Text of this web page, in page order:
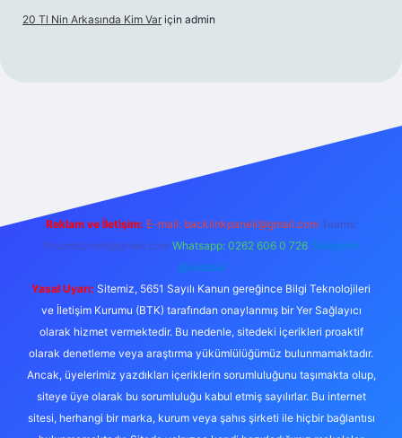
20 Tl Nin Arkasında Kim Var için admin
Reklam ve İletişim: E-mail: backlinkpaneli@gmail.com Teams:
forumhizmeti@gmail.com Whatsapp: 0262 606 0 726 Telegram:
@karabul
Yasal Uyarı: Sitemiz, 5651 Sayılı Kanun gereğince Bilgi Teknolojileri
ve İletişim Kurumu (BTK) tarafından onaylanmış bir Yer Sağlayıcı
olarak hizmet vermektedir. Bu nedenle, sitedeki içerikleri proaktif
olarak denetleme veya araştırma yükümlülüğümüz bulunmamaktadır.
Ancak, üyelerimiz yazdıkları içeriklerin sorumluluğunu taşımakta olup,
siteye üye olarak bu sorumluluğu kabul etmiş sayılırlar. Bu internet
sitesi, herhangi bir marka, kurum veya şahıs şirketi ile hiçbir bağlantısı